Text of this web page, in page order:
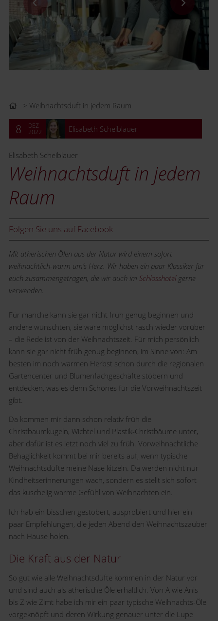
Weihnachtsduft in jedem Raum
8
DEZ
2022
Elisabeth Scheiblauer
Elisabeth Scheiblauer
Weihnachtsduft in jedem
Raum
Folgen Sie uns auf Facebook
Mit ätherischen Ölen aus der Natur wird einem sofort
weihnachtlich-warm um’s Herz. Wir haben ein paar Klassiker für
euch zusammengetragen, die wir auch im Schlosshotelgerne
verwenden.
Für manche kann sie gar nicht früh genug beginnen und
andere wünschten, sie wäre möglichst rasch wieder vorüber
– die Rede ist von der Weihnachtszeit. Für mich persönlich
kann sie gar nicht früh genug beginnen, im Sinne von: Am
besten im noch warmen Herbst schon durch die regionalen
Gartencenter und Blumenfachgeschäfte stöbern und
entdecken, was es denn Schönes für die Vorweihnachtszeit
gibt.
Da kommen mir dann schon relativ früh die
Christbaumkugeln, Wichtel und Plastik-Christbäume unter,
aber dafür ist es jetzt noch viel zu früh. Vorweihnachtliche
Behaglichkeit kommt bei mir bereits auf, wenn typische
Weihnachtsdüfte meine Nase kitzeln. Da werden nicht nur
Kindheitserinnerungen wach, sondern es stellt sich sofort
das kuschelig warme Gefühl von Weihnachten ein.
Ich hab ein bisschen gestöbert, ausprobiert und hier ein
paar Empfehlungen, die jeden Abend den Weihnachtszauber
nach Hause holen.
Die Kraft aus der Natur
So gut wie alle Weihnachtsdüfte kommen in der Natur vor
und sind auch als ätherische Öle erhältlich. Von A wie Anis
bis Z wie Zimt habe ich mir ein paar typische Weihnachts-Öle
vorgeknöpft und deren Wirkung genauer unter die Lupe